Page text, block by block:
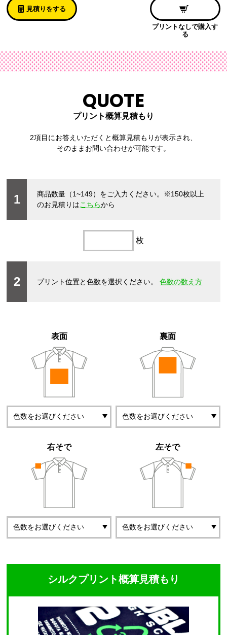
見積りをする
プリントなしで購入す
る
QUOTE
プリント概算見積もり
2項目にお答えいただくと概算見積もりが表示され、
そのままお問い合わせが可能です。
1 商品数量（1~149）をご入力ください。 ※150枚以上
のお見積りはこちらから
枚
2 プリント位置と色数を選択ください。色数の数え方
表面 裏面
右そで 左そで
シルクプリント概算見積もり